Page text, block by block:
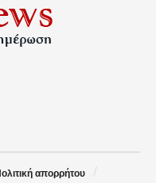
απορρήτου